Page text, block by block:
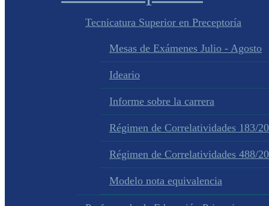
Tecnicatura Superior en Preceptoría
Mesas de Exámenes Julio - Agosto
Ideario
Informe sobre la carrera
Régimen de Correlatividades 183/
Régimen de Correlatividades 488/
Modelo nota equivalencia